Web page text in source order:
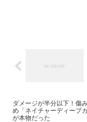
ダメージが半分以下！傷
め「ネイチャーディープ
が本物だった